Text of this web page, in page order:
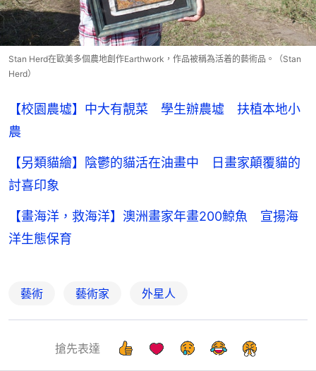
Stan Herd在歐美多個農地創作Earthwork，作品被稱為活着的藝術品。（Stan
Herd）
【校園農墟】中大有靚菜 學生辦農墟 扶植本地小
農
【另類貓繪】陰鬱的貓活在油畫中 日畫家顛覆貓的
討喜印象
【畫海洋，救海洋】澳洲畫家年畫200鯨魚 宣揚海
洋生態保育
藝術 藝術家 外星人
搶先表達